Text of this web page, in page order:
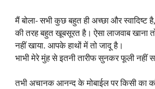
मैं बोला- सभी कुछ बहुत ही अच्छा और स्वादिष्ट
की तरह बहुत खूबसूरत है। ऐसा लाजवाब
नहीं खाया. आपके हाथों में तो जादू है।
भाभी मेरे मुंह से इतनी तारीफ सुनकर फूली नहीं
तभी अचानक आनन्द के मोबाईल पर किसी का